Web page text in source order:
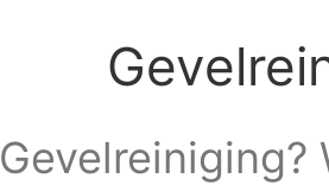
Gevelreiniging?